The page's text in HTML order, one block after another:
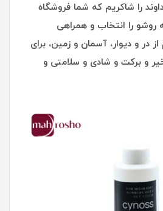
را شاکریم که شما فروشگاه
روشو را انتخاب و همراهی
در و دیوار، آسمان و زمین، برای
خیر و برکت و شادی و سلامتی و